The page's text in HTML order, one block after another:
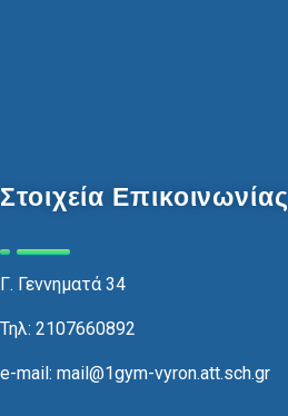
Στοιχεία Επικοινωνίας
Γ. Γεννηματά 34
Τηλ: 2107660892
e-mail: mail@1gym-vyron.att.sch.gr